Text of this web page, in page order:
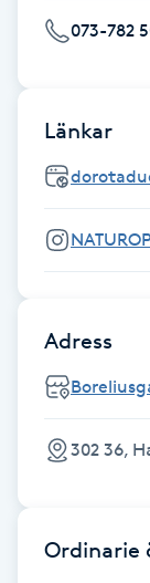
Gravidmassage
Gravidyoga
Gua Sha-
Hatha Yoga
Healing
HIFU
073-782
Länkar
Adress
302 36,
Ordinarie